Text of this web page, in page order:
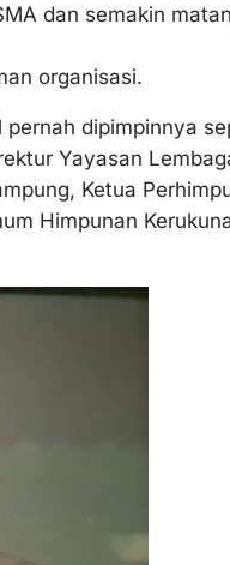
dan semakin
organisasi.
dipimpinnya
Yayasan
Ketua
Himpunan